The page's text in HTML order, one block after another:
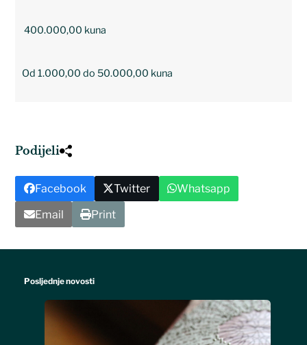
400.000,00 kuna
Od 1.000,00 do 50.000,00 kuna
Podijeli
Facebook Twitter
Whatsapp
Email
Print
Posljednje novosti